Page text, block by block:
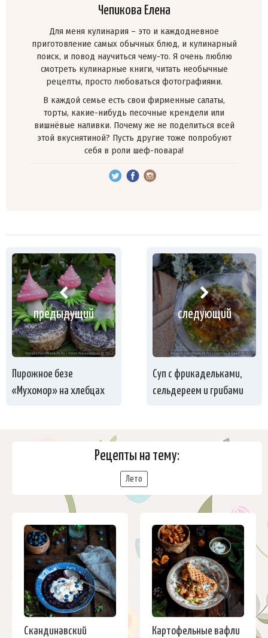
Чепикова Елена
Для меня кулинария – это и каждодневное
приготовление самых обычных блюд, и кулинарный
поиск, и повод научиться чему-то. Я очень люблю
смотреть кулинарные книги, читать необычные
рецепты, просто любоваться фотографиями.
В каждой семье есть свои фирменные салаты,
торты, какие-нибудь песочные крендели или
вишнёвые наливки. Почему же не поделиться всей
этой вкуснятиной? Пусть другие тоже попробуют
себя в роли шеф-повара!
предыдущий
Пирожное безе
«Мухомор» на хлебцах
следующий
Суп с фрикадельками,
сельдереем и грибами
Рецепты на тему:
Лето
Скандинавский
Картофельные вафли